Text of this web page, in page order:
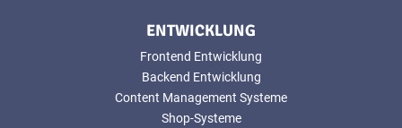
ENTWICKLUNG
Frontend Entwicklung
Backend Entwicklung
Content Management Systeme
Shop-Systeme